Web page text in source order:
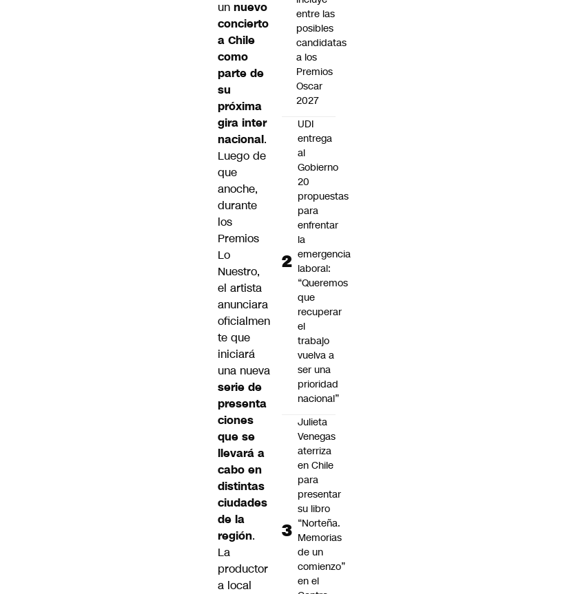
un nuevo
concierto
a Chile
como
parte de
su
próxima
gira inter
nacional.
Luego de
que
anoche,
durante
los
Premios
Lo
Nuestro,
el artista
anunciara
oficialmen
te que
iniciará
una nueva
serie de
presenta
ciones
que se
llevará a
cabo en
distintas
ciudades
de la
región.
La
productor
a local
entre las
posibles
candidatas
a los
Premios
Oscar
2027
UDI
entrega
al
Gobierno
20
propuestas
para
enfrentar
la
emergencia
laboral:
“Queremos
que
recuperar
el
trabajo
vuelva a
ser una
prioridad
nacional”
Julieta
Venegas
aterriza
en Chile
para
presentar
su libro
“Norteña.
Memorias
de un
comienzo”
en el